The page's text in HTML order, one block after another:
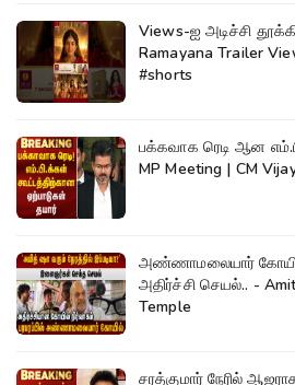
Views-ஐ அடிச்சி
Ramayana Trailer
#shorts
பக்கவாக ரெடி ஆன
MP Meeting | CM
அண்ணாமலையார்
அதிர்ச்சி செயல்.. -
Temple
சரத்குமார் நேரில்